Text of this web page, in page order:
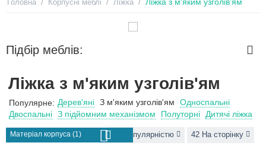
Головна Корпусні меблі Ліжка
Підбір меблів:
Ліжка з м'яким узголів'ям
Популярне: Дерев'яні З м'яким узголів'ям
Односпальні
Двоспальні З підйомним механізмом Полуторні Дитячі ліжка
Матеріал корпуса (1) За популярністю 42 На сторінку